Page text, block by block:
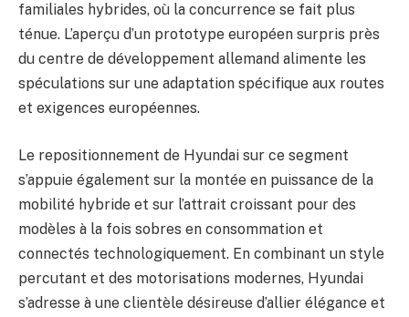
familiales hybrides, où la concurrence se fait plus
ténue. L’aperçu d’un prototype européen surpris près
du centre de développement allemand alimente les
spéculations sur une adaptation spécifique aux routes
et exigences européennes.
Le repositionnement de Hyundai sur ce segment
s’appuie également sur la montée en puissance de la
mobilité hybride et sur l’attrait croissant pour des
modèles à la fois sobres en consommation et
connectés technologiquement. En combinant un style
percutant et des motorisations modernes, Hyundai
s’adresse à une clientèle désireuse d’allier élégance et